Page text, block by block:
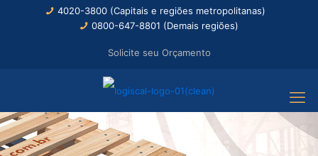
4020-3800 (Capitais e regiões metropolitanas)
0800-647-8801 (Demais regiões)
Solicite seu Orçamento